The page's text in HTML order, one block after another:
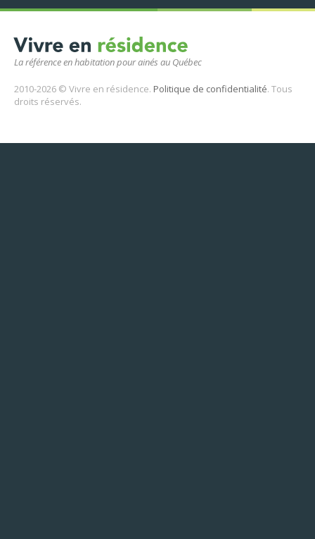
La référence en habitation pour ainés au Québec
2010-2026 © Vivre en résidence. Politique de confidentialité. Tous
droits réservés.